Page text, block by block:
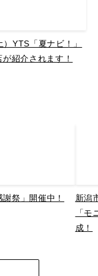
YTS「夏ナビ！」
紹介されます！
謝祭」開催中！
新潟
「
成！